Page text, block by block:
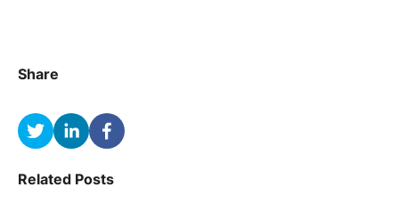
Share
Related Posts